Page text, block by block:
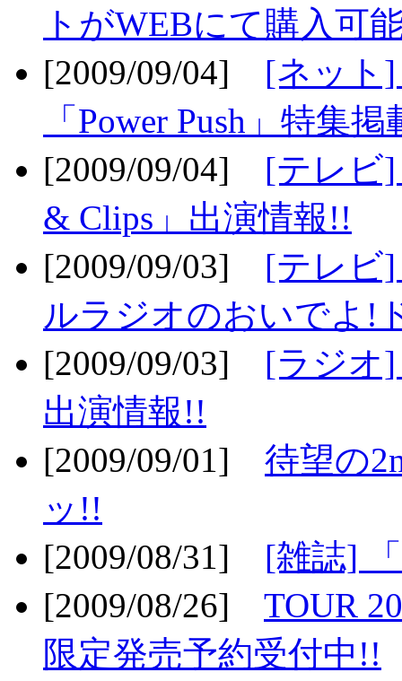
トがWEBにて購入可
[2009/09/04] [ネット]
「Power Push」特集
[2009/09/04] [テレビ]
& Clips」出演情報!!
[2009/09/03] [テレビ
ルラジオのおいでよ!
[2009/09/03] [ラジオ]
出演情報!!
[2009/09/01] 待望の
ッ!!
[2009/08/31] [雑誌]
[2009/08/26] TOUR
限定発売予約受付中!!